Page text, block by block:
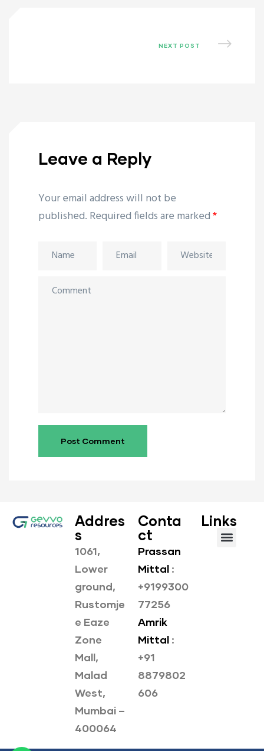
NEXT POST
Leave a Reply
Your email address will not be
published. Required fields are marked*
Addres
s
1061,
Lower
ground,
Rustomje
e Eaze
Zone
Mall,
Malad
West,
Mumbai –
400064
Conta
ct
Prassan
Mittal :
+9199300
77256
Amrik
Mittal :
+91
8879802
606
Links